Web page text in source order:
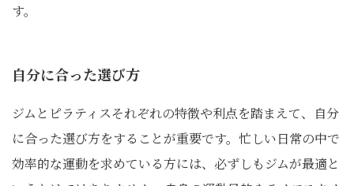
す。
自分に合った選び方
ジムとピラティスそれぞれの特徴や利点を踏まえて、自分
に合った選び方をすることが重要です。忙しい日常の中で
効率的な運動を求めている方には、必ずしもジムが最適と